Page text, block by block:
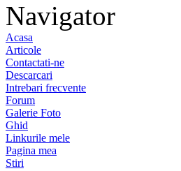
Navigator
Acasa
Articole
Contactati-ne
Descarcari
Intrebari frecvente
Forum
Galerie Foto
Ghid
Linkurile mele
Pagina mea
Stiri